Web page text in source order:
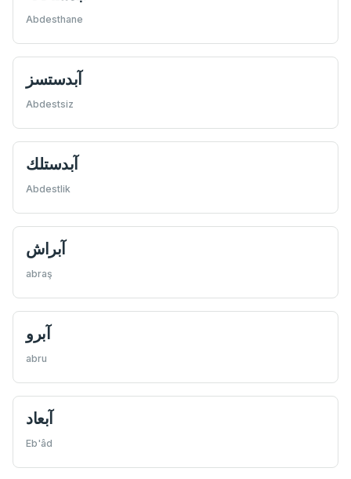
Abdesthane
آبدستسز
Abdestsiz
آبدستلك
Abdestlik
آبراش
abraş
آبرو
abru
آبعاد
Eb'âd